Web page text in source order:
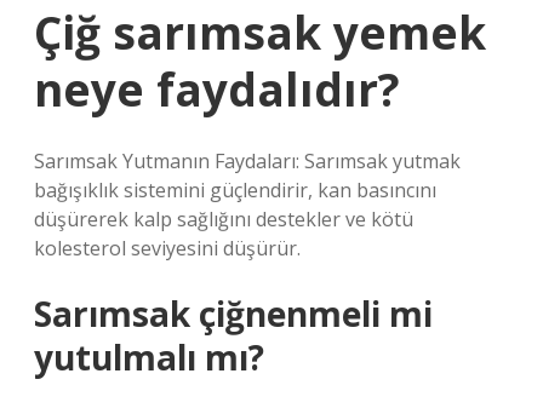
Çiğ sarımsak yemek
neye faydalıdır?
Sarımsak Yutmanın Faydaları: Sarımsak yutmak
bağışıklık sistemini güçlendirir, kan basıncını
düşürerek kalp sağlığını destekler ve kötü
kolesterol seviyesini düşürür.
Sarımsak çiğnenmeli mi
yutulmalı mı?